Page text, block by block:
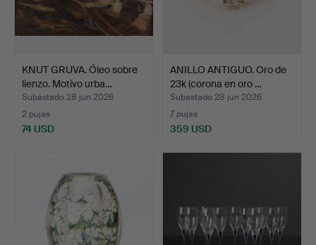
KNUT GRUVA. Óleo sobre
lienzo. Motivo urba…
Subastado 28 jun 2026
2 pujas
74 USD
ANILLO ANTIGUO. Oro de
23k (corona en oro …
Subastado 28 jun 2026
7 pujas
359 USD